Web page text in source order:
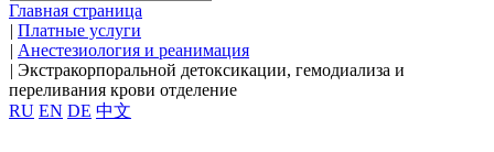
Главная страница
| Платные услуги
| Анестезиология и реанимация
| Экстракорпоральной детоксикации, гемодиализа и
переливания крови отделение
RU EN DE 中文